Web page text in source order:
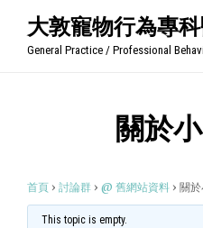
大敦寵物行為專
General Practice / Professional
關於
首頁 › 討論群 › @ 舊網站資料 › 關
This topic is empty.